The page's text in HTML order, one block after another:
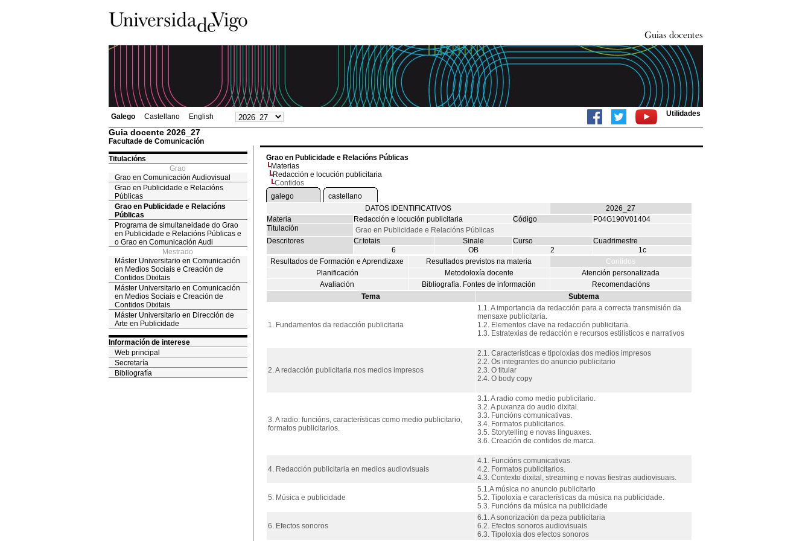
Galego Castellano English Utilidades
Guia docente 2026_27
Facultade de Comunicación
Titulacións
Grao
Grao en Comunicación Audiovisual
Grao en Publicidade e Relacións
Públicas
Grao en Publicidade e Relacións
Públicas
Programa de simultaneidade do Grao
en Publicidade e Relacións Públicas e
o Grao en Comunicación Audi
Mestrado
Máster Universitario en Comunicación
en Medios Sociais e Creación de
Contidos Dixitais
Máster Universitario en Comunicación
en Medios Sociais e Creación de
Contidos Dixitais
Máster Universitario en Dirección de
Arte en Publicidade
Información de interese
Web principal
Secretaría
Bibliografía
Grao en Publicidade e Relacións Públicas
Materias
Redacción e locución publicitaria
Contidos
galego
castellano
DATOS IDENTIFICATIVOS
2026_27
Materia
Redacción e locución publicitaria Código
P04G190V01404
Titulación
Grao en Publicidade e Relacións Públicas
Descritores
Cr.totais Sinale Curso
Cuadrimestre
6
OB 2
1c
Resultados de Formación e Aprendizaxe
Resultados previstos na materia
Contidos
Planificación
Metodoloxía docente
Atención personalizada
Avaliación
Bibliografía. Fontes de información
Recomendacións
Tema
Subtema
1. Fundamentos da redacción publicitaria
1.1. A importancia da redacción para a correcta transmisión da
mensaxe publicitaria.
1.2. Elementos clave na redacción publicitaria.
1.3. Estratexias de redacción e recursos estilísticos e narrativos
2. A redacción publicitaria nos medios impresos
2.1. Características e tipoloxías dos medios impresos
2.2. Os integrantes do anuncio publicitario
2.3. O titular
2.4. O body copy
3. A radio: funcións, características como medio publicitario,
formatos publicitarios.
3.1. A radio como medio publicitario.
3.2. A puxanza do audio dixital.
3.3. Funcións comunicativas.
3.4. Formatos publicitarios.
3.5. Storytelling e novas linguaxes.
3.6. Creación de contidos de marca.
4. Redacción publicitaria en medios audiovisuais
4.1. Funcións comunicativas.
4.2. Formatos publicitarios.
4.3. Contexto dixital, streaming e novas fiestras audiovisuais.
5. Música e publicidade
5.1.A música no anuncio publicitario
5.2. Tipoloxía e características da música na publicidade.
5.3. Funcións da música na publicidade
6. Efectos sonoros
6.1. A sonorización da peza publicitaria
6.2. Efectos sonoros audiovisuais
6.3. Tipoloxía dos efectos sonoros